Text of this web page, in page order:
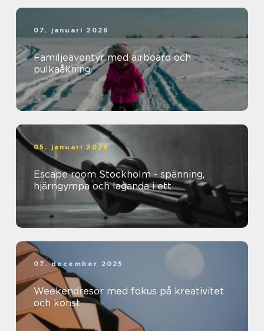
07. januari 2026
Familjeäventyr med airboard och
pulkaåkning
05. januari 2026
Escape room Stockholm - spänning,
hjärngympa och laganda i ett
07. december 2025
Weekendresor med fokus på kreativitet
och konst